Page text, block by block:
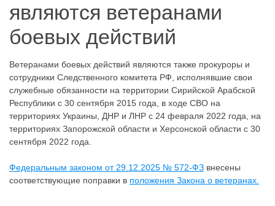
являются ветеранами
боевых действий
Ветеранами боевых действий являются также прокуроры и
сотрудники Следственного комитета РФ, исполнявшие свои
служебные обязанности на территории Сирийской Арабской
Республики с 30 сентября 2015 года, в ходе СВО на
территориях Украины, ДНР и ЛНР с 24 февраля 2022 года, на
территориях Запорожской области и Херсонской области с 30
сентября 2022 года.
Федеральным законом от 29.12.2025 № 572-ФЗ внесены
соответствующие поправки в положения Закона о ветеранах.